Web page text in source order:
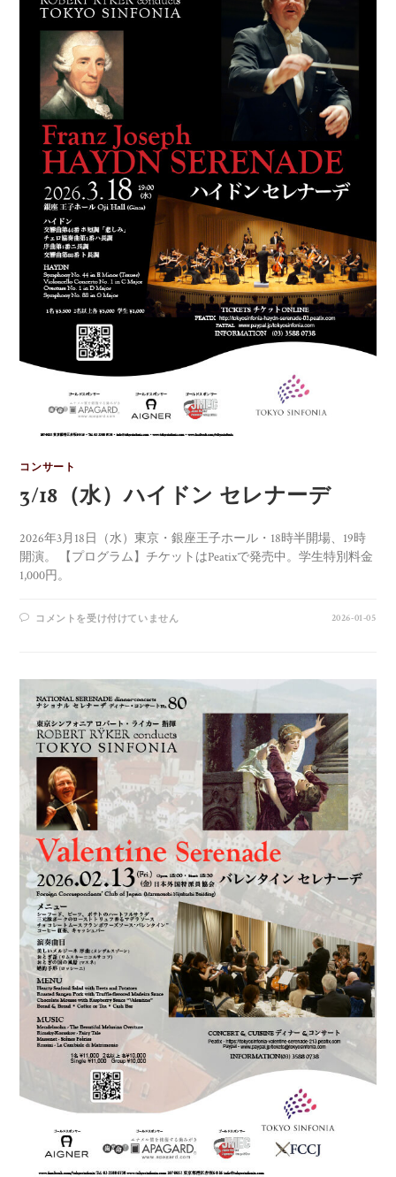
コンサート
3/18（水）ハイドン セレナーデ
2026年3月18日（水）東京・銀座王子ホール・18時半開場、19時
開演。 【プログラム】チケットはPeatixで発売中。学生特別料金
1,000円。
コメントを受け付けていません 2026-01-05